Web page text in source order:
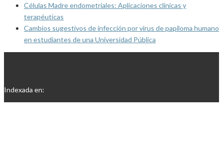
Células Madre endometriales: Aplicaciones clínicas y
terapéuticas
Cambios sugestivos de infección por virus de papiloma humano
en estudiantes de una Universidad Pública
Indexada en: